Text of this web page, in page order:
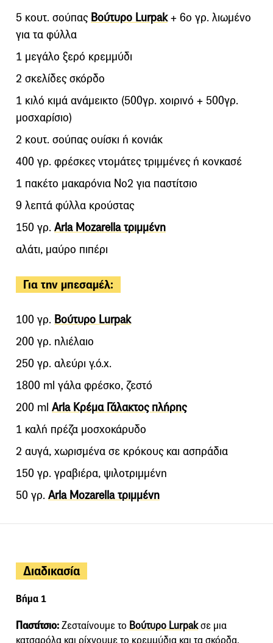
5 κουτ. σούπας Βούτυρο Lurpak+ 6o γρ. λιωμένο
για τα φύλλα
1 μεγάλο ξερό κρεμμύδι
2 σκελίδες σκόρδο
1 κιλό κιμά ανάμεικτο (500γρ. χοιρινό + 500γρ.
μοσχαρίσιο)
2 κουτ. σούπας ουίσκι ή κονιάκ
400 γρ. φρέσκες ντομάτες τριμμένες ή κονκασέ
1 πακέτο μακαρόνια Νο2 για παστίτσιο
9 λεπτά φύλλα κρούστας
150 γρ. Arla Mozarella τριμμένη
αλάτι, μαύρο πιπέρι
Για την μπεσαμέλ:
100 γρ. Βούτυρο Lurpak
200 γρ. ηλιέλαιο
250 γρ. αλεύρι γ.ό.χ.
1800 ml γάλα φρέσκο, ζεστό
200 ml Arla Κρέμα Γάλακτος πλήρης
1 καλή πρέζα μοσχοκάρυδο
2 αυγά, χωρισμένα σε κρόκους και ασπράδια
150 γρ. γραβιέρα, ψιλοτριμμένη
50 γρ. Arla Mozarella τριμμένη
Διαδικασία
Βήμα 1
Παστίτσιο:Ζεσταίνουμε το Βούτυρο Lurpakσε μια
κατσαρόλα και ρίχνουμε το κρεμμύδια και τα σκόρδα,